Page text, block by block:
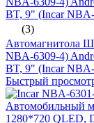
(3)
Автомагнитола
NBA-6309-4)
BT, 9" (Incar
Быстрый